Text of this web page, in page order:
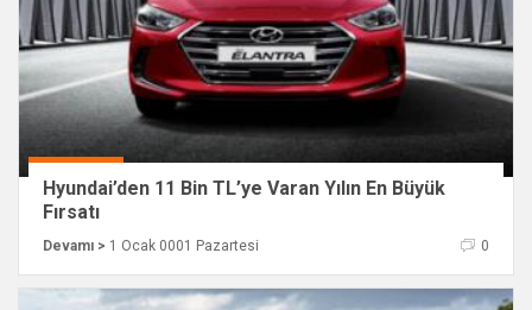
Hyundai’den 11 Bin TL’ye Varan Yılın En Büyük
Fırsatı
Devamı > 1 Ocak 0001 Pazartesi 0